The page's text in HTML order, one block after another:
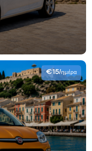
€15/ημέρα